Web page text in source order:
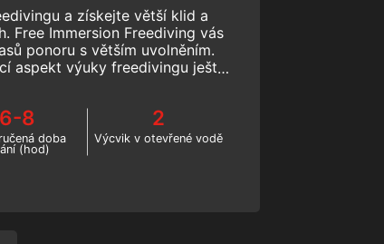
a získejte větší klid a
Free Immersion Freediving vás
ponoru s větším uvolněním.
aspekt výuky freedivingu ještě
6-8
doba
(hod)
2
Výcvik v otevřené vodě